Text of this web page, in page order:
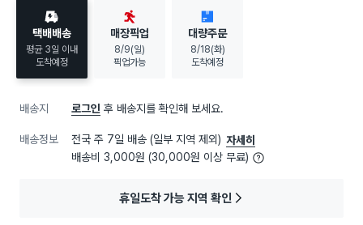
택배배송
평균 3일 이내
도착예정
매장픽업
8/9(일)
픽업가능
대량주문
8/18(화)
도착예정
배송지 로그인 후 배송지를 확인해 보세요.
배송정보 전국 주 7일 배송 (일부 지역 제외) 자세히
배송비 3,000원 (30,000원 이상 무료)
휴일도착 가능 지역 확인